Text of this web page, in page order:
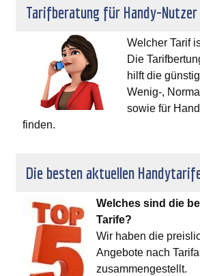
Tarifberatung für Handy-Nutzer
Welcher Tarif
Die
hilft die
Wenig-,
sowie für
finden.
Die besten aktuellen
Welches sind die
Tarife?
Wir haben die
Angebote nach
zusammengestellt.